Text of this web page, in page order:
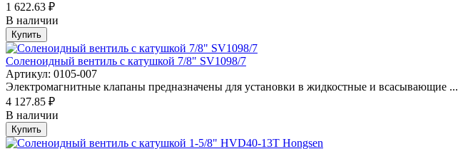
1 622.63 ₽
В наличии
Купить
Соленоидный вентиль с катушкой 7/8" SV1098/7
Артикул: 0105-007
Электромагнитные клапаны предназначены для установки в жидкостные и всасывающие ...
4 127.85 ₽
В наличии
Купить